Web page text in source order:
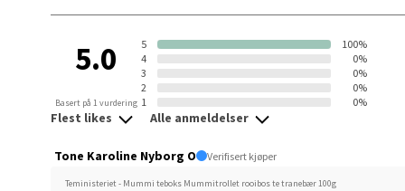
5.0
Basert på 1 vurdering
5
100%
4
0%
3
0%
2
0%
1
0%
Flest likes Alle anmeldelser
Tone Karoline Nyborg O Verifisert kjøper
Teministeriet - Mummi teboks Mummitrollet rooibos te tranebær 100g
Åpent i